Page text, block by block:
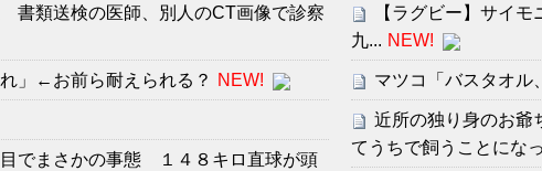
書類送検の医師、別人のCT画像で診察
」←お前ら耐えられる？ NEW!
でまさかの事態 １４８キロ直球が頭
【ラグビー】サイ
九... NEW!
マツコ「バスタオル
近所の独り身のお爺
てうちで飼うことにな